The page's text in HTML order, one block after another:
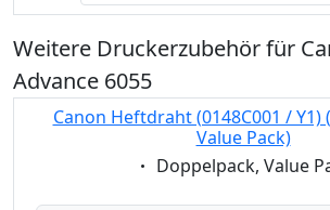
Weitere Druckerzubehör für
Advance 6055
Canon Heftdraht (0148C001 / Y1)
Value Pack)
Eigenschaft:
Doppelpack, Value